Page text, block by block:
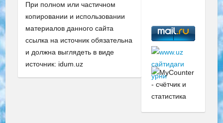
При полном или частичном
копировании и использовании
материалов данного сайта
ссылка на источник обязательна
и должна выглядеть в виде
источник: idum.uz